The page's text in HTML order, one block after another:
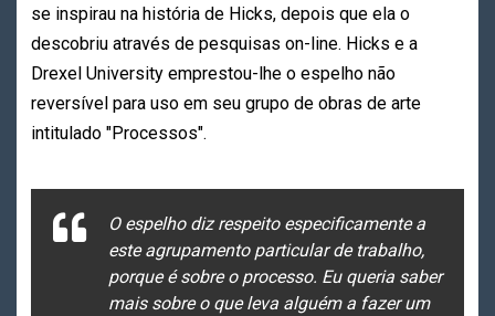
se inspirau na história de Hicks, depois que ela o
descobriu através de pesquisas on-line. Hicks e a
Drexel University emprestou-lhe o espelho não
reversível para uso em seu grupo de obras de arte
intitulado "Processos".
O espelho diz respeito especificamente a
este agrupamento particular de trabalho,
porque é sobre o processo. Eu queria saber
mais sobre o que leva alguém a fazer um